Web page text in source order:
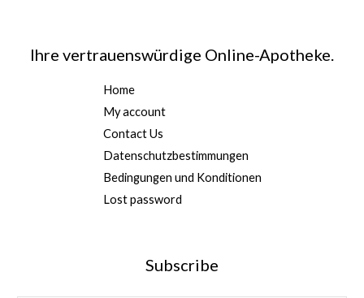
Ihre vertrauenswürdige Online-Apotheke.
Home
My account
Contact Us
Datenschutzbestimmungen
Bedingungen und Konditionen
Lost password
Subscribe